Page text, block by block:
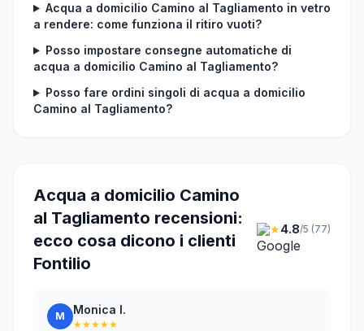
Acqua a domicilio Camino al Tagliamento in vetro
a rendere: come funziona il ritiro vuoti?
Posso impostare consegne automatiche di
acqua a domicilio Camino al Tagliamento?
Posso fare ordini singoli di acqua a domicilio
Camino al Tagliamento?
Acqua a domicilio Camino
al Tagliamento recensioni:
ecco cosa dicono i clienti
Fontilio
★4.8/5 (77)
M Monica I.
★★★★★